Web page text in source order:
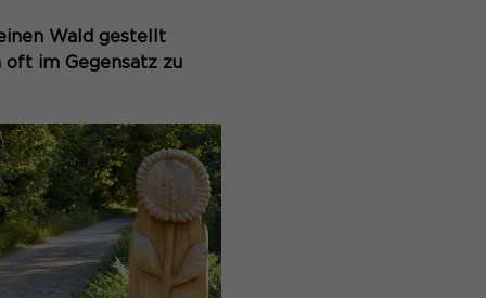
Wald gestellt
im Gegensatz zu